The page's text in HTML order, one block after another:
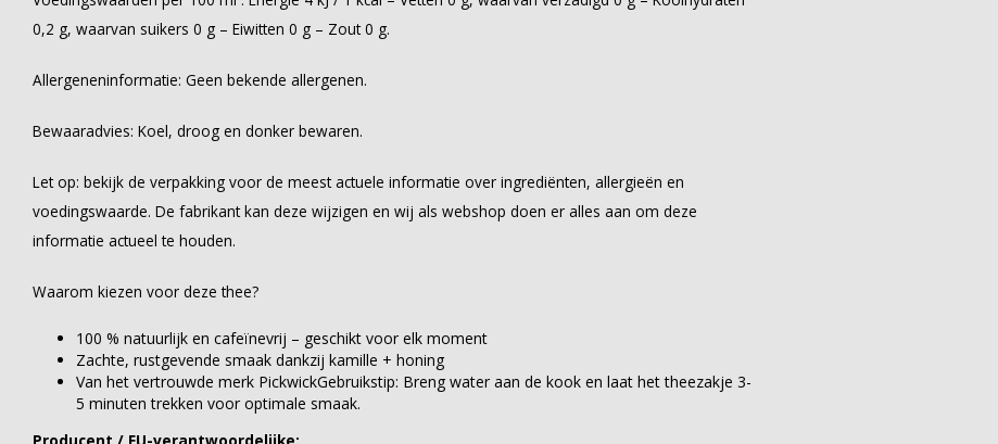
0,2 g, waarvan suikers 0 g – Eiwitten 0 g – Zout 0 g.
Allergeneninformatie: Geen bekende allergenen.
Bewaaradvies: Koel, droog en donker bewaren.
Let op: bekijk de verpakking voor de meest actuele informatie over ingrediënten, allergieën en
voedingswaarde. De fabrikant kan deze wijzigen en wij als webshop doen er alles aan om deze
informatie actueel te houden.
Waarom kiezen voor deze thee?
100 % natuurlijk en cafeïnevrij – geschikt voor elk moment
Zachte, rustgevende smaak dankzij kamille + honing
Van het vertrouwde merk PickwickGebruikstip: Breng water aan de kook en laat het theezakje 3-
5 minuten trekken voor optimale smaak.